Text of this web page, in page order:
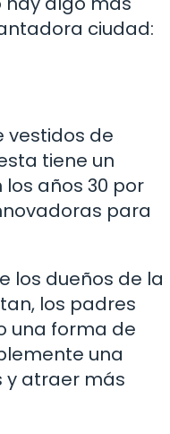
ciudad:
vestidos de
tiene un
años 30 por
para
los dueños de la
los padres
una forma de
una
y atraer más